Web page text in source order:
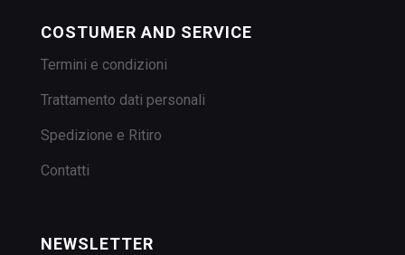
COSTUMER AND SERVICE
Termini e condizioni
Trattamento dati personali
Spedizione e Ritiro
Contatti
NEWSLETTER